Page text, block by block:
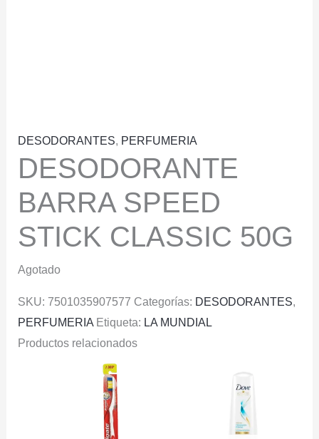
DESODORANTES, PERFUMERIA
DESODORANTE
BARRA SPEED
STICK CLASSIC 50G
Agotado
SKU: 7501035907577 Categorías: DESODORANTES,
PERFUMERIA Etiqueta: LA MUNDIAL
Productos relacionados